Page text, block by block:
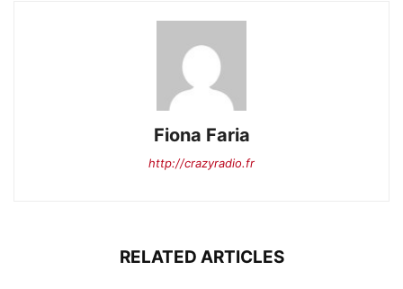
Fiona Faria
http://crazyradio.fr
RELATED ARTICLES